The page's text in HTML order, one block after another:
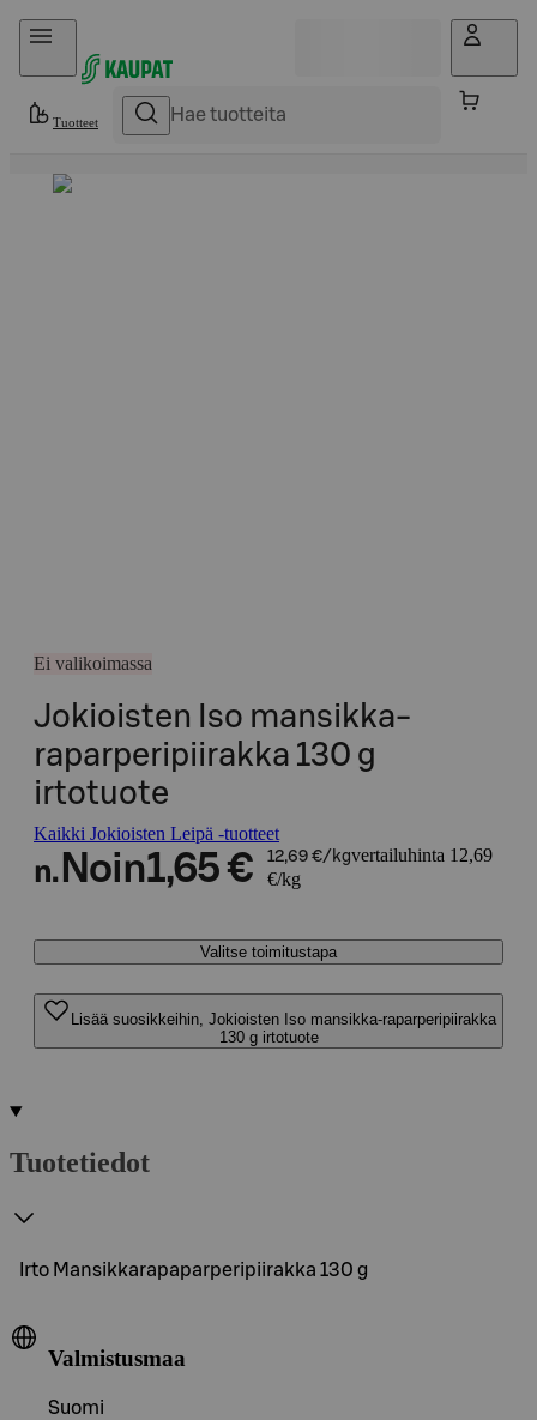
Hyppää sisältöön
Tuotteet
Ei valikoimassa
Jokioisten Iso mansikka-
raparperipiirakka 130 g
irtotuote
Kaikki Jokioisten Leipä -tuotteet
n. Noin1,65 € 12,69 €/kgvertailuhinta 12,69
€/kg
Valitse toimitustapa
Lisää suosikkeihin, Jokioisten Iso mansikka-raparperipiirakka
130 g irtotuote
Tuotetiedot
Irto Mansikkarapaparperipiirakka 130 g
Valmistusmaa
Suomi